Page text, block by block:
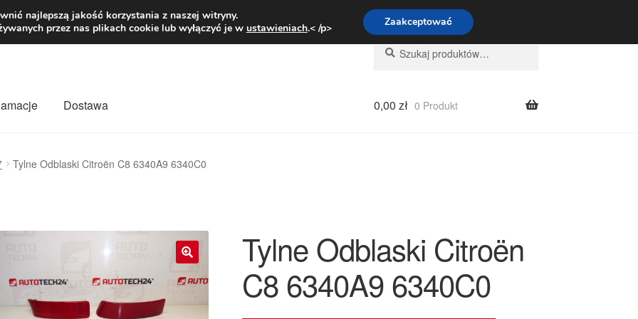
zł Pn.-pt. 9:00-16:00800 003 167
Szukaj:
Szukaj
Dostawa 0,00 zł 0 Produkt
Tylne Odblaski Citroën C8 6340A9 6340C0
Tylne Odblaski Citroën
C8 6340A9 6340C0
najlepszą jakość korzystania z naszej witryny.
przez nas plikach cookie lub wyłączyć je w ustawieniach.< /p> Zaakceptować